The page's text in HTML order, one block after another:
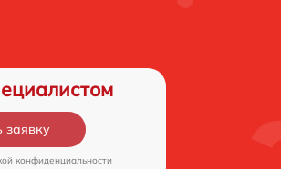
заявку
конфиденциальности